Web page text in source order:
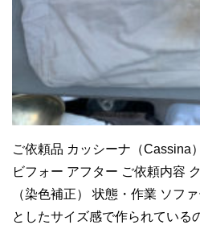
ご依頼品 カッシーナ（Cassina
ビフォー アフター ご依頼内容
（染色補正） 状態・作業 ソフ
としたサイズ感で作られている